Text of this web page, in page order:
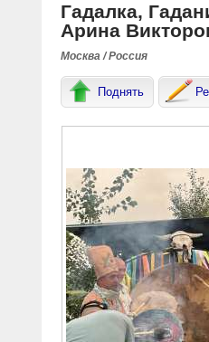
Гадалка,
Арина
Москва / Россия
Поднять